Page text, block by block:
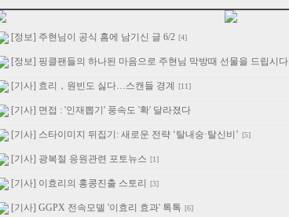
[정보] 주현님이 공식 홈에 남기신 글 6/2 [4]
[정보] 핑클팬들의 하나된 마음으로 주현님 막방때 선물을 드립시다
[기사] 효리，원빈도 싫다…스캔들 경계 [11]
[기사] 면접 : '인재뽑기' 풍속도 '확' 달라졌다
[기사] 스타이미지 뒤집기: 새로운 전략 ‘탈내숭·탈신비’ [5]
[기사] 광복절 응원관련 포토뉴스 [1]
[기사] 이효리의 홍콩진출 스토리 [3]
[기사] GGPX 전속모델 '이효리 효과' 톡톡 [6]